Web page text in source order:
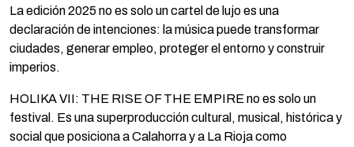
La edición 2025 no es solo un cartel de lujo es una
declaración de intenciones: la música puede transformar
ciudades, generar empleo, proteger el entorno y construir
imperios.
HOLIKA VII: THE RISE OF THE EMPIRE no es solo un
festival. Es una superproducción cultural, musical, histórica y
social que posiciona a Calahorra y a La Rioja como